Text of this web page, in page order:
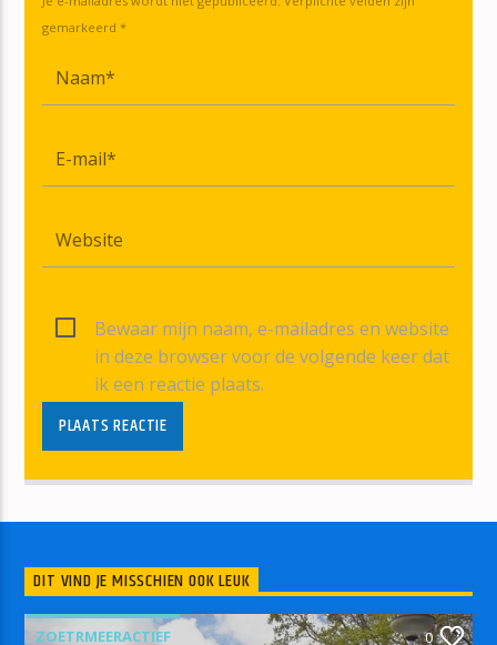
gemarkeerd *
Bewaar mijn naam, e-mailadres en website
in deze browser voor de volgende keer dat
ik een reactie plaats.
DIT VIND JE MISSCHIEN OOK LEUK
ZOETRMEERACTIEF 0